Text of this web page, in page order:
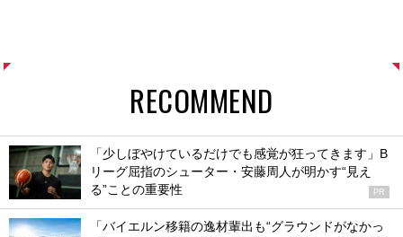
RECOMMEND
「少しぼやけているだけでも感覚が狂ってきます」B
リーグ屈指のシューター・安藤周人が明かす“見え
る”ことの重要性
PR
「バイエルン移籍の逸材輩出も“グラウンドがなかっ